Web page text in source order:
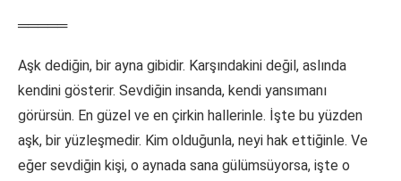
═════
Aşk dediğin, bir ayna gibidir. Karşındakini değil, aslında
kendini gösterir. Sevdiğin insanda, kendi yansımanı
görürsün. En güzel ve en çirkin hallerinle. İşte bu yüzden
aşk, bir yüzleşmedir. Kim olduğunla, neyi hak ettiğinle. Ve
eğer sevdiğin kişi, o aynada sana gülümsüyorsa, işte o